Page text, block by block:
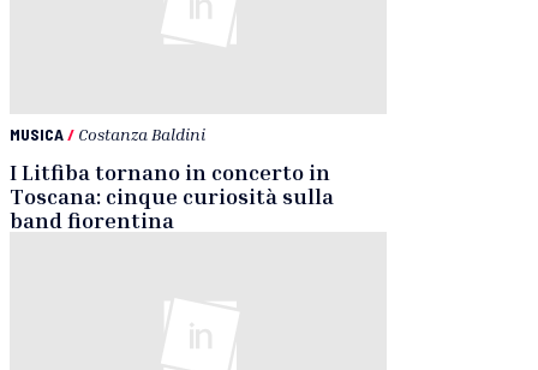
MUSICA/ Costanza Baldini
I Litfiba tornano in concerto in
Toscana: cinque curiosità sulla
band fiorentina